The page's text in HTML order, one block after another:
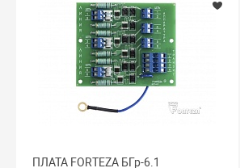
ПЛАТА FORTEZA БГр-6.1